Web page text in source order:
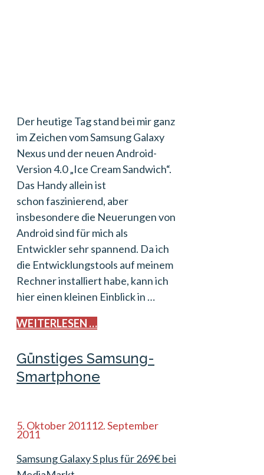
Der heutige Tag stand bei mir ganz
im Zeichen vom Samsung Galaxy
Nexus und der neuen Android-
Version 4.0 „Ice Cream Sandwich“.
Das Handy allein ist
schon faszinierend, aber
insbesondere die Neuerungen von
Android sind für mich als
Entwickler sehr spannend. Da ich
die Entwicklungstools auf meinem
Rechner installiert habe, kann ich
hier einen kleinen Einblick in …
WEITERLESEN …
Günstiges Samsung-
Smartphone
5. Oktober 201112. September
2011
Samsung Galaxy S plus für 269€ bei